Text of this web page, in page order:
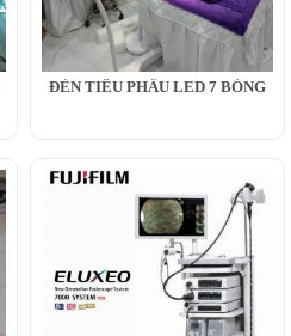
ĐÈN TIỂU PHẪU LED 7 BÓNG